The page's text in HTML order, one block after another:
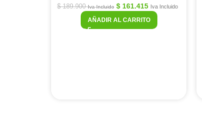
$189.900 Iva Incluido $ 161.415 Iva Incluido
AÑADIR AL CARRITO